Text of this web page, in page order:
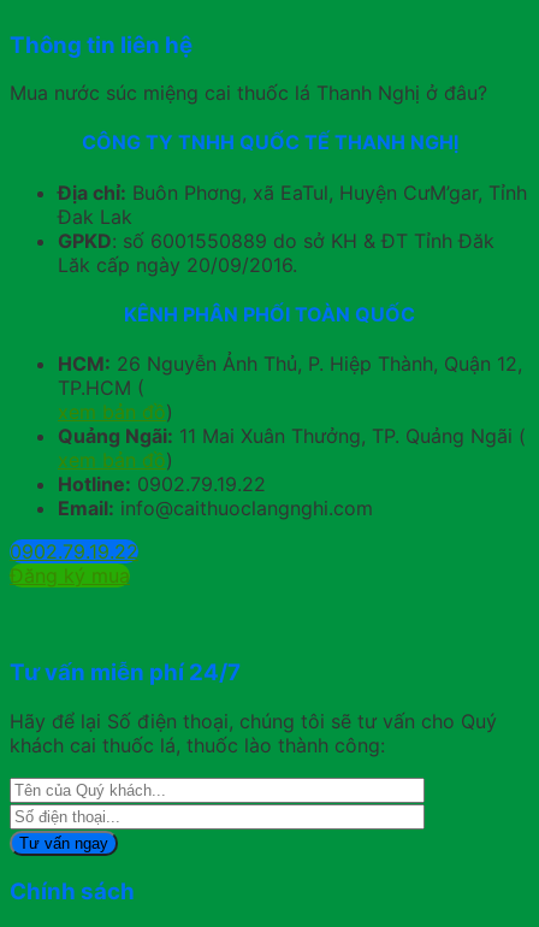
Thông tin liên hệ
Mua nước súc miệng cai thuốc lá Thanh Nghị ở đâu?
CÔNG TY TNHH QUỐC TẾ THANH NGHỊ
Địa chỉ: Buôn Phơng, xã EaTul, Huyện CưM’gar, Tỉnh
Đak Lak
GPKD: số 6001550889 do sở KH & ĐT Tỉnh Đăk
Lăk cấp ngày 20/09/2016.
KÊNH PHÂN PHỐI TOÀN QUỐC
HCM: 26 Nguyễn Ảnh Thủ, P. Hiệp Thành, Quận 12,
TP.HCM (
xem bản đồ)
Quảng Ngãi: 11 Mai Xuân Thưởng, TP. Quảng Ngãi (
xem bản đồ)
Hotline: 0902.79.19.22
Email: info@caithuoclangnghi.com
0902.79.19.22
Đăng ký mua
Tư vấn miễn phí 24/7
Hãy để lại Số điện thoại, chúng tôi sẽ tư vấn cho Quý
khách cai thuốc lá, thuốc lào thành công:
Chính sách